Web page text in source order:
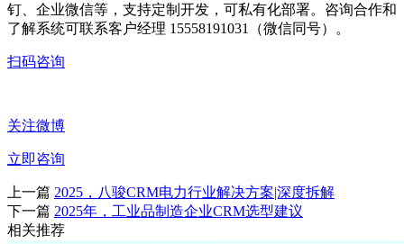
钉、企业微信等，支持定制开发，可私有化部署。咨询合作和
了解系统可联系客户经理 15558191031（微信同号）。
扫码咨询
关注微博
立即咨询
上一篇 2025，八骏CRM电力行业解决方案|深度拆解
下一篇 2025年，工业品制造企业CRM选型建议
相关推荐